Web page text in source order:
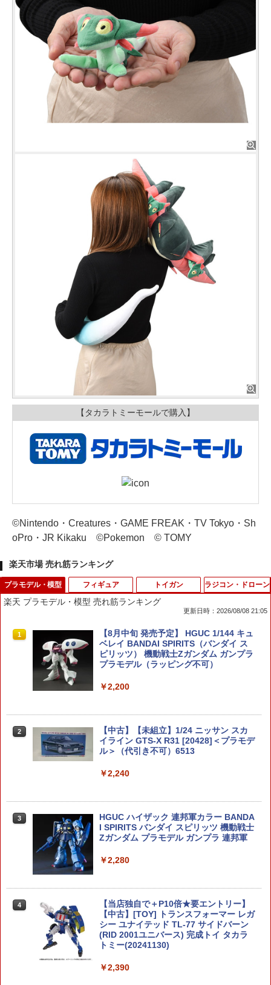
【タカラトミーモールで購入】
©Nintendo・Creatures・GAME FREAK・TV Tokyo・Sh
oPro・JR Kikaku ©Pokemon © TOMY
楽天市場 売れ筋ランキング
プラモデル・模型
楽天 プラモデル・模型 売れ筋ランキング
更新日時：2026/08/08 21:05
1
【8月中旬 発売予定】 HGUC 1/144 キュ
ベレイ BANDAI SPIRITS（バンダイ ス
ピリッツ） 機動戦士Ζガンダム ガンプラ
プラモデル（ラッピング不可）
￥2,200
2
【中古】【未組立】1/24 ニッサン スカ
イライン GTS-X R31 [20428]＜プラモデ
ル＞（代引き不可）6513
￥2,240
3
HGUC ハイザック 連邦軍カラー BANDA
I SPIRITS バンダイ スピリッツ 機動戦士
Zガンダム プラモデル ガンプラ 連邦軍
￥2,280
4
【当店独自で＋P10倍★要エントリー】
【中古】[TOY] トランスフォーマー レガ
シー ユナイテッド TL-77 サイドバーン
(RID 2001ユニバース) 完成トイ タカラ
トミー(20241130)
￥2,390
フィギュア トイガン ラジコン・ドローン